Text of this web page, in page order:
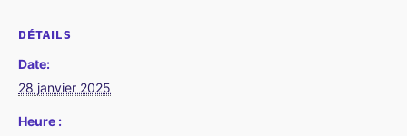
DÉTAILS
Date:
28 janvier 2025
Heure :